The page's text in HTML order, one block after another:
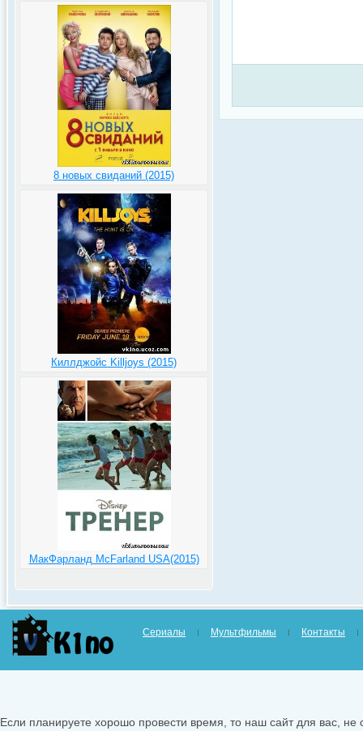
8 новых свиданий (2015)
Киллджойс Killjoys (2015)
МакФарланд McFarland USA(2015)
Сериалы Мультфильмы Контакты
Если планируете хорошо провести время, то наш сайт для вас,